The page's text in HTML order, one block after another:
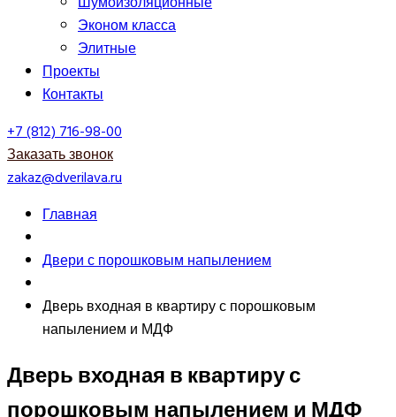
Эконом класса
Элитные
Проекты
Контакты
+7 (812) 716-98-00
Заказать звонок
zakaz@dverilava.ru
Главная
Двери с порошковым напылением
Дверь входная в квартиру с порошковым
напылением и МДФ
Дверь входная в квартиру с
порошковым напылением и МДФ